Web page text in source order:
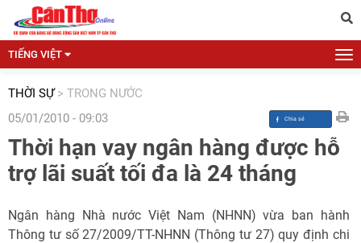
TIẾNG VIỆT
THỜI SỰ > TRONG NƯỚC
05/01/2010 - 09:03
Thời hạn vay ngân hàng được hỗ
trợ lãi suất tối đa là 24 tháng
Ngân hàng Nhà nước Việt Nam (NHNN) vừa ban hành
Thông tư số 27/2009/TT-NHNN (Thông tư 27) quy định chi